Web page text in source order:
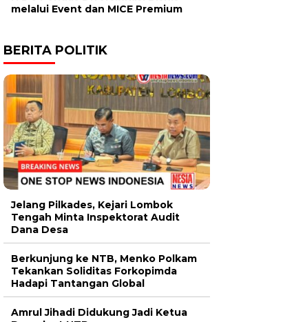
melalui Event dan MICE Premium
BERITA POLITIK
Jelang Pilkades, Kejari Lombok
Tengah Minta Inspektorat Audit
Dana Desa
Berkunjung ke NTB, Menko Polkam
Tekankan Soliditas Forkopimda
Hadapi Tantangan Global
Amrul Jihadi Didukung Jadi Ketua